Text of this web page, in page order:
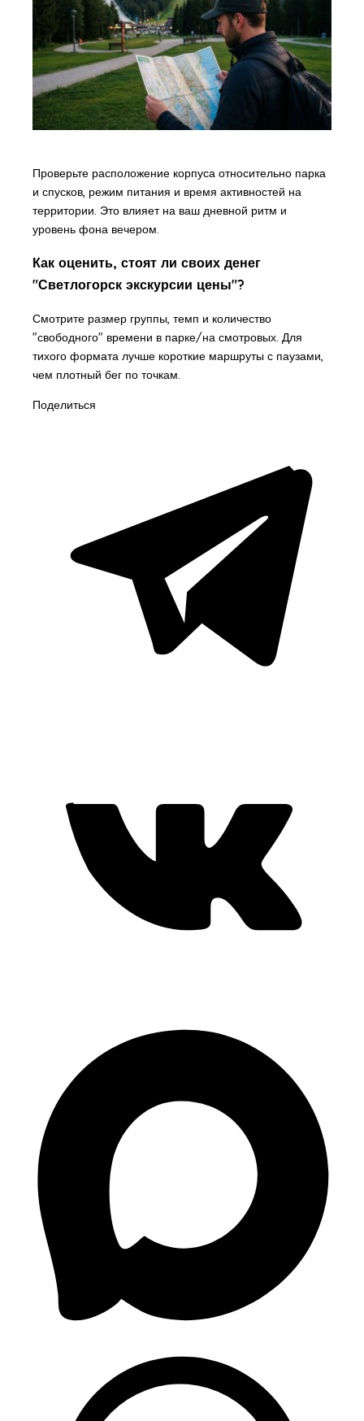
Проверьте расположение корпуса относительно парка
и спусков, режим питания и время активностей на
территории. Это влияет на ваш дневной ритм и
уровень фона вечером.
Как оценить, стоят ли своих денег
"Светлогорск экскурсии цены"?
Смотрите размер группы, темп и количество
"свободного" времени в парке/на смотровых. Для
тихого формата лучше короткие маршруты с паузами,
чем плотный бег по точкам.
Поделиться